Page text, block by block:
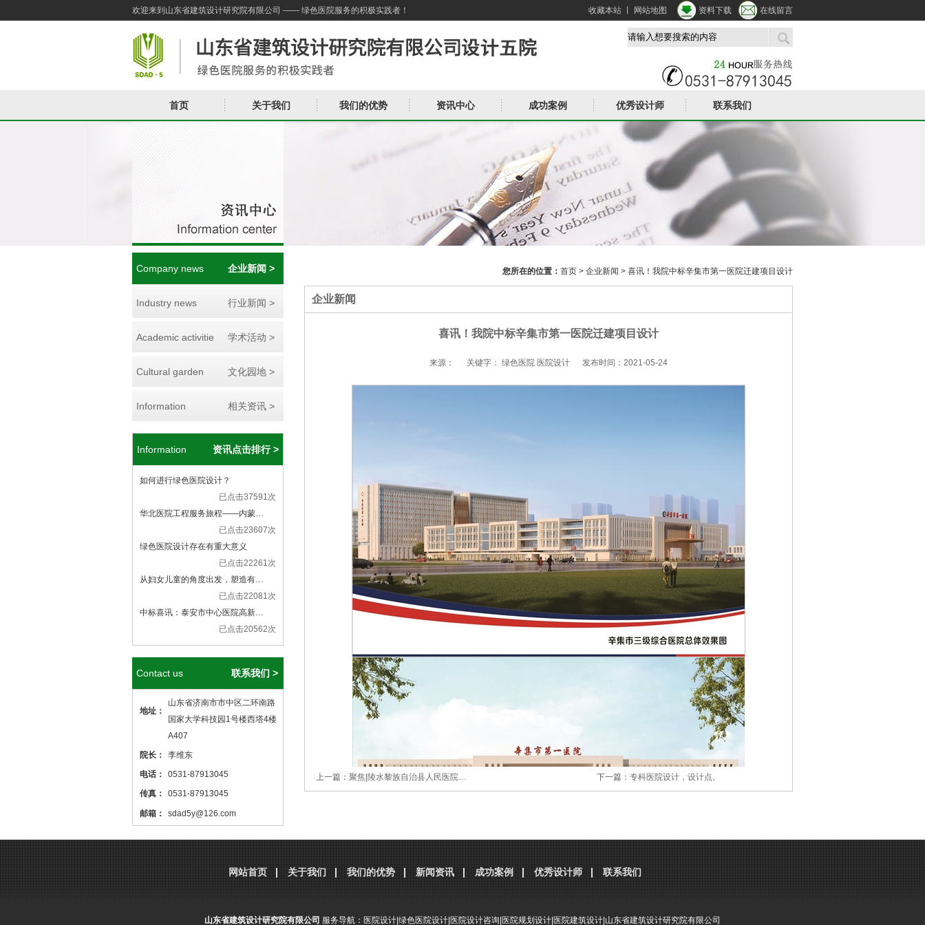
欢迎来到山东省建筑设计研究院有限公司 —— 绿色医院服务的积极实践者！ 资料下载 在线留言
收藏本站 网站地图
首页 关于我们 我们的优势 资讯中心 成功案例 优秀设计师 联系我们
企业新闻 >
Company news
行业新闻 >
Industry news
学术活动 >
Academic activitie
文化园地 >
Cultural garden
相关资讯 >
Information
Information 资讯点击排行 >
如何进行绿色医院设计？
已点击37591次
华北医院工程服务旅程——内蒙…
已点击23607次
绿色医院设计存在有重大意义
已点击22261次
从妇女儿童的角度出发，塑造有…
已点击22081次
中标喜讯：泰安市中心医院高新…
已点击20562次
Contact us 联系我们 >
地址：
山东省济南市市中区二环南路
国家大学科技园1号楼西塔4楼
A407
院长：
李维东
电话：
0531-87913045
传真：
0531-87913045
邮箱：
sdad5y@126.com
设计 ，本站网址
http://www.sdjzsj5y.com
，转载请标明出处！
您所在的位置： 首页 > 企业新闻 > 喜讯！我院中标辛集市第一医院迁建项目设计
企业新闻
喜讯！我院中标辛集市第一医院迁建项目设计
来源： 关键字： 绿色医院 医院设计 发布时间：2021-05-24
上一篇： 聚焦|陵水黎族自治县人民医院… 下一篇： 专科医院设计，设计点。
网站首页 关于我们 我们的优势 新闻资讯 成功案例 优秀设计师 联系我们
山东省建筑设计研究院有限公司 服务导航： 医院设计 绿色医院设计 医院设计咨询 医院规划设计 医院建筑设计 山东省建筑设计研究院有限公司